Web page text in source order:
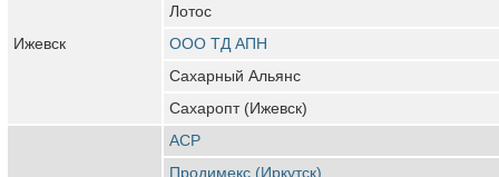
Ижевск
Лотос
ООО ТД АПН
Сахарный Альянс
Сахаропт (Ижевск)
АСР
Продимекс (Иркутск)